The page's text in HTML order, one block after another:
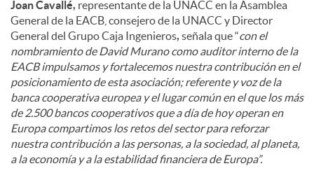
Joan Cavallé, representante de la UNACC en la Asamblea
General de la EACB, consejero de la UNACC y Director
General del Grupo Caja Ingenieros, señala que “con el
nombramiento de David Murano como auditor interno de la
EACB impulsamos y fortalecemos nuestra contribución en el
posicionamiento de esta asociación; referente y voz de la
banca cooperativa europea y el lugar común en el que los más
de 2.500 bancos cooperativos que a día de hoy operan en
Europa compartimos los retos del sector para reforzar
nuestra contribución a las personas, a la sociedad, al planeta,
a la economía y a la estabilidad financiera de Europa”.